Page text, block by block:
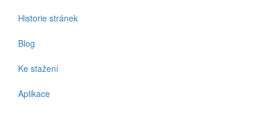
Historie stránek
Blog
Ke stažení
Aplikace